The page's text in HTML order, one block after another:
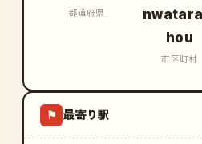
都道府県
hou
市区町村
⚑ 最寄り駅